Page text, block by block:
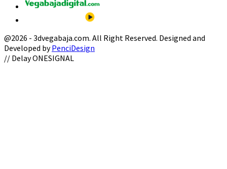
@2026 - 3dvegabaja.com. All Right Reserved. Designed and
Developed byPenciDesign
Facebook
Twitter
Instagram
Youtube
Email
// Delay ONESIGNAL